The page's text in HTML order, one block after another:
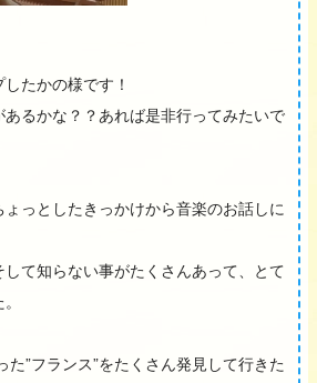
たかの様です！
るかな？？あれば是非行ってみたいで
っとしたきっかけから音楽のお話しに
て知らない事がたくさんあって、とて
”フランス”をたくさん発見して行きた